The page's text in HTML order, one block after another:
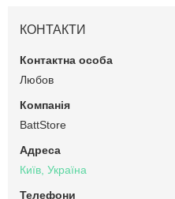
КОНТАКТИ
Любов
BattStore
Київ, Україна